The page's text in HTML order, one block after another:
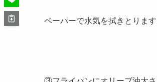
ペーパーで水気を拭きとります